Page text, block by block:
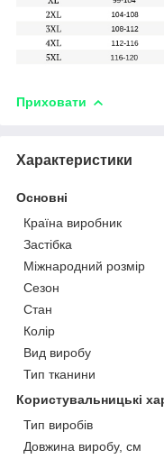
Приховати
Характеристики
Основні
Країна виробник
Застібка
Міжнародний розмір
Сезон
Стан
Колір
Вид виробу
Тип тканини
Користувальницькі
Тип виробів
Довжина виробу, см